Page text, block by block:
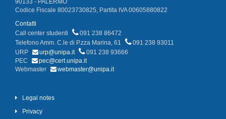
90133 - PALERMO
Codice Fiscale 80023730825, Partita IVA 00605880822
Contatti
Call center studenti
091 238 86472
Telefono Amm. C.le di P.zza Marina, 61
091 238 93011
URP
urp@unipa.it
091 238 93666
PEC
pec@cert.unipa.it
Webmaster
webmaster@unipa.it
Legal notes
Privacy